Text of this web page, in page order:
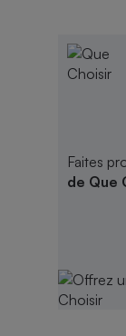
Faites
de Que